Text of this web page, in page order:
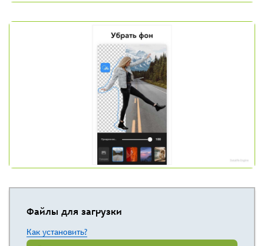
Файлы для загрузки
Как установить?